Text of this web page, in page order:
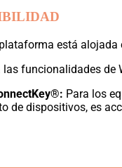
está alojada
las funcionalidades de
Para los
de dispositivos, es